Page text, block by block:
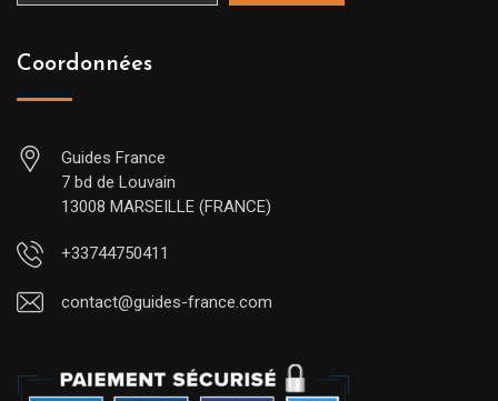
Coordonnées
Guides France
7 bd de Louvain
13008 MARSEILLE (FRANCE)
+33744750411
contact@guides-france.com